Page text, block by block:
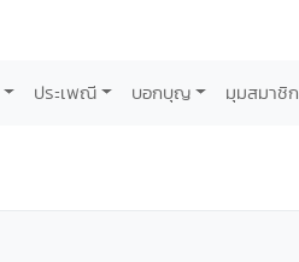
ประเพณี บอกบุญ มุมสมาชิก